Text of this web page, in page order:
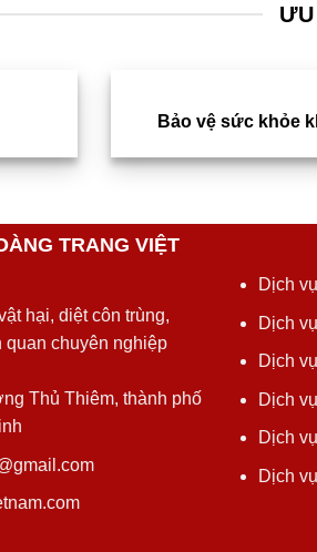
Bảo vệ sức khỏe
TRANG VIỆT
hại, diệt côn trùng,
quan chuyên nghiệp
Thủ Thiêm, thành phố
Dịch
Dịch
Dịch
Dịch
Dịch
Dịch